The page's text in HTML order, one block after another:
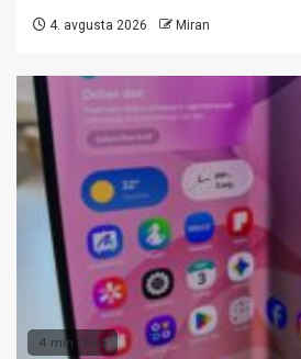
4. avgusta 2026 Miran
4 min read